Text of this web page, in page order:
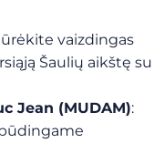
vaizdingas
Šaulių aikštę su
Jean (MUDAM):